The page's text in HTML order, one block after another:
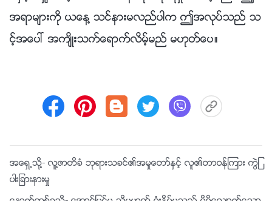
အရာမ်ားကို ယေန႔ သင္နားမလည္ပါက ဤအလုပ္သည္ သ
င့္အေပၚ အက်ိဳးသက္ေရာက္လိမ့္မည္ မဟုတ္ေပ။
အေရွ႕သို႔- လူ႔ဇာတိခံ ဘုရားသခင္၏အမႈေတာ္ႏွင့္ လူ၏တာဝန္ၾကား ကြဲျ
ပားျခားနားမႈ